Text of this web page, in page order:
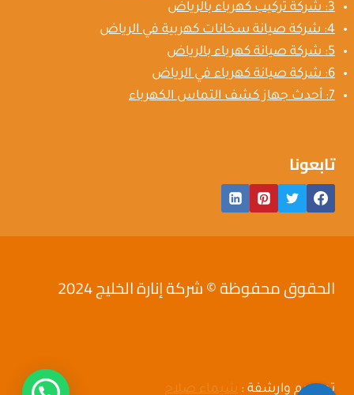
3: شركة تركيب كهرباء بالرياض
4: شركة صيانة سخانات كهربية في الرياض
5: شركة صيانة كهرباء بالرياض
6: شركة صيانة كهرباء في الرياض
7: أحدث جهاز كشف التماس الكهرباء
تابعونا
الحقوق محفوظة © شركة إنارة الخليج 2024
تصميم وارشفة : شيماء صلاح